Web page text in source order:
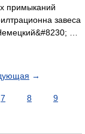
примыканий
завеса
…
→
7 8
9